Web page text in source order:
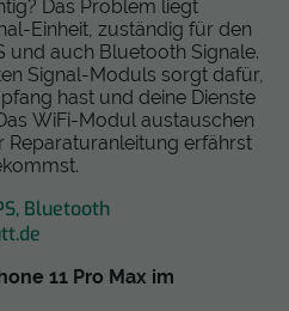
Das Problem liegt
Einheit, zuständig für den
und auch Bluetooth Signale.
Signal-Moduls sorgt dafür,
hast und deine Dienste
WiFi-Modul austauschen
Reparaturanleitung erfährst
Bluetooth
11 Pro Max im